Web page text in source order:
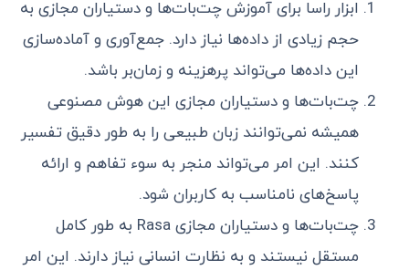
ابزار راسا برای آموزش چت‌بات‌ها و دستیاران مجازی به
حجم زیادی از داده‌ها نیاز دارد. جمع‌آوری و آماده‌سازی
این داده‌ها می‌تواند پرهزینه و زمان‌بر باشد.
چت‌بات‌ها و دستیاران مجازی این هوش مصنوعی
همیشه نمی‌توانند زبان طبیعی را به طور دقیق تفسیر
کنند. این امر می‌تواند منجر به سوء تفاهم و ارائه
پاسخ‌های نامناسب به کاربران شود.
چت‌بات‌ها و دستیاران مجازی Rasa به طور کامل
مستقل نیستند و به نظارت انسانی نیاز دارند. این امر